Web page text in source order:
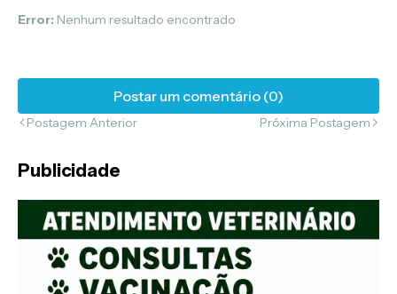
Error: Nenhum resultado encontrado
Postar um comentário (0)
Postagem Anterior Próxima Postagem
Publicidade